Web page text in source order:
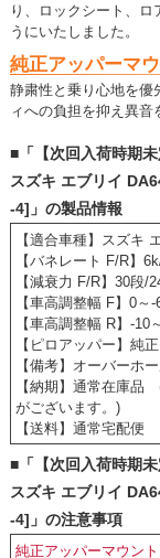
り、ロックシート、ロ
うにいたしました。
純正アッパーマ
静粛性と乗り心地を優
ィへの負担を抑え異音
■「【次回入荷時期
スズキ エブリイ
-4]」の製品情報
【適合車種】スズキ
【バネレート F/R】
【減衰力 F/R】30段/
【車高調整幅 F】0～-
【車高調整幅 R】-10
【ピロアッパー】純
【備考】オーバーホ
【納期】通常在庫品
がございます。)
【送料】通常宅配便
■「【次回入荷時期
スズキ エブリイ
-4]」の注意事項
純正アッパーマウン